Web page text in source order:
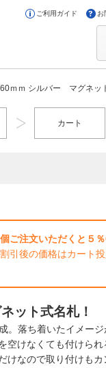
ご利用ガイド お
ｍｍ シルバー マグネッ
カート
ご注文いただくと５
引後の価格はカート
ット式名札！
。落ち着いたイメー
空けなくても付けら
けなので取り付けも